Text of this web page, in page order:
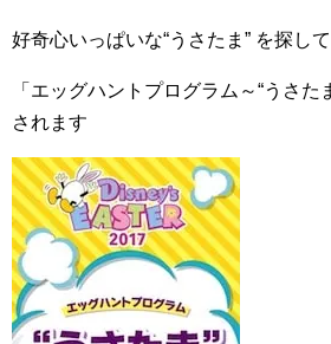
好奇心いっぱいな“うさたま” を探し
「エッグハントプログラム～“うさた
されます